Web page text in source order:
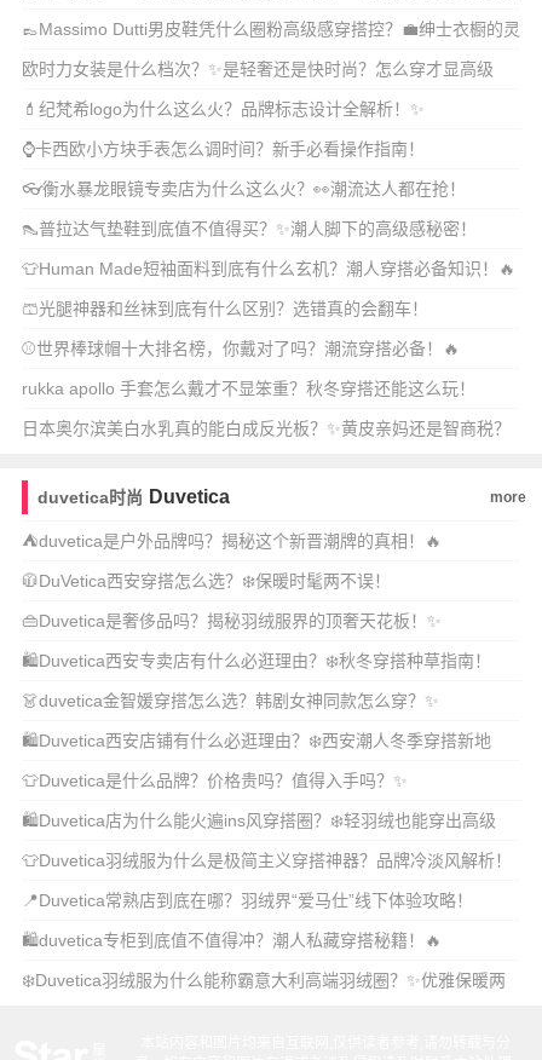
吗？🔥
👞Massimo Dutti男皮鞋凭什么圈粉高级感穿搭控？💼绅士衣橱的灵
魂单
欧时力女装是什么档次？✨是轻奢还是快时尚？怎么穿才显高级
感？
💄纪梵希logo为什么这么火？品牌标志设计全解析！✨
⌚卡西欧小方块手表怎么调时间？新手必看操作指南！
👓衡水暴龙眼镜专卖店为什么这么火？👀潮流达人都在抢！
👠普拉达气垫鞋到底值不值得买？✨潮人脚下的高级感秘密！
👕Human Made短袖面料到底有什么玄机？潮人穿搭必备知识！🔥
🩳光腿神器和丝袜到底有什么区别？选错真的会翻车！
⚾世界棒球帽十大排名榜，你戴对了吗？潮流穿搭必备！🔥
rukka apollo 手套怎么戴才不显笨重？秋冬穿搭还能这么玩！
日本奥尔滨美白水乳真的能白成反光板？✨黄皮亲妈还是智商税？
duvetica时尚 Duvetica more
⛺duvetica是户外品牌吗？揭秘这个新晋潮牌的真相！🔥
🧥DuVetica西安穿搭怎么选？❄️保暖时髦两不误！
👜Duvetica是奢侈品吗？揭秘羽绒服界的顶奢天花板！✨
🛍️Duvetica西安专卖店有什么必逛理由？❄️秋冬穿搭种草指南！
👗duvetica金智媛穿搭怎么选？韩剧女神同款怎么穿？✨
🛍️Duvetica西安店铺有什么必逛理由？❄️西安潮人冬季穿搭新地
标！
👕Duvetica是什么品牌？价格贵吗？值得入手吗？✨
🛍️Duvetica店为什么能火遍ins风穿搭圈？❄️轻羽绒也能穿出高级
感！
👕Duvetica羽绒服为什么是极简主义穿搭神器？品牌冷淡风解析！
❄️
📍Duvetica常熟店到底在哪？羽绒界“爱马仕”线下体验攻略！
🛍️duvetica专柜到底值不值得冲？潮人私藏穿搭秘籍！🔥
❄️Duvetica羽绒服为什么能称霸意大利高端羽绒圈？✨优雅保暖两